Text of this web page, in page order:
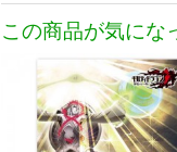
この商品が気にな